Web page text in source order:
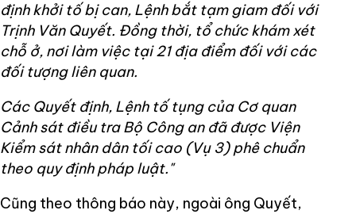
định khởi tố bị can, Lệnh bắt tạm giam đối với
Trịnh Văn Quyết. Đồng thời, tổ chức khám xét
chỗ ở, nơi làm việc tại 21 địa điểm đối với các
đối tượng liên quan.
Các Quyết định, Lệnh tố tụng của Cơ quan
Cảnh sát điều tra Bộ Công an đã được Viện
Kiểm sát nhân dân tối cao (Vụ 3) phê chuẩn
theo quy định pháp luật."
Cũng theo thông báo này, ngoài ông Quyết,